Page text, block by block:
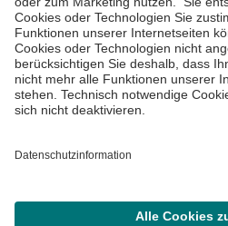
Impressum